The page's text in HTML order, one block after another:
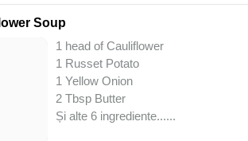
Soup
1 head of Cauliflower
1 Russet Potato
1 Yellow Onion
2 Tbsp Butter
Și alte 6 ingrediente......